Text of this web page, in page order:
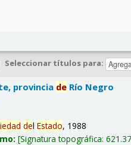
Seleccionar títulos para:
provincia de Río Negro
delEstado, 1988
Signatura topográfica: